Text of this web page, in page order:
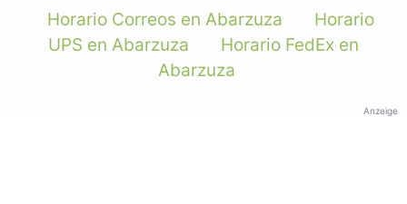
Horario Correos en Abarzuza
Horario
UPS en Abarzuza
Horario FedEx en
Abarzuza
Anzeige